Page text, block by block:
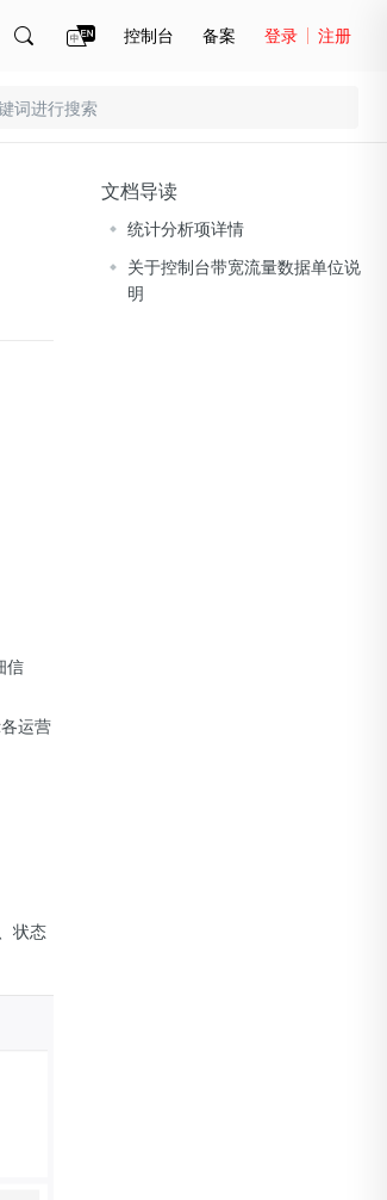
控制台 备案 登录 注册
信
运营
状态
文档导读
统计分析项详情
关于控制台带宽流量数据单位说
明